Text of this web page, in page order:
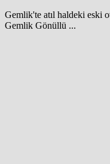
Gemlik'te atıl haldeki eski
Gemlik Gönüllü ...